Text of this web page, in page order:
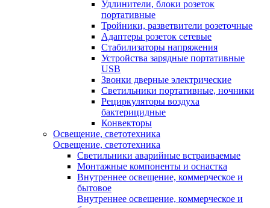
Удлинители, блоки розеток
портативные
Тройники, разветвители розеточные
Адаптеры розеток сетевые
Стабилизаторы напряжения
Устройства зарядные портативные
USB
Звонки дверные электрические
Светильники портативные, ночники
Рециркуляторы воздуха
бактерицидные
Конвекторы
Освещение, светотехника
Освещение, светотехника
Светильники аварийные встраиваемые
Монтажные компоненты и оснастка
Внутреннее освещение, коммерческое и
бытовое
Внутреннее освещение, коммерческое и